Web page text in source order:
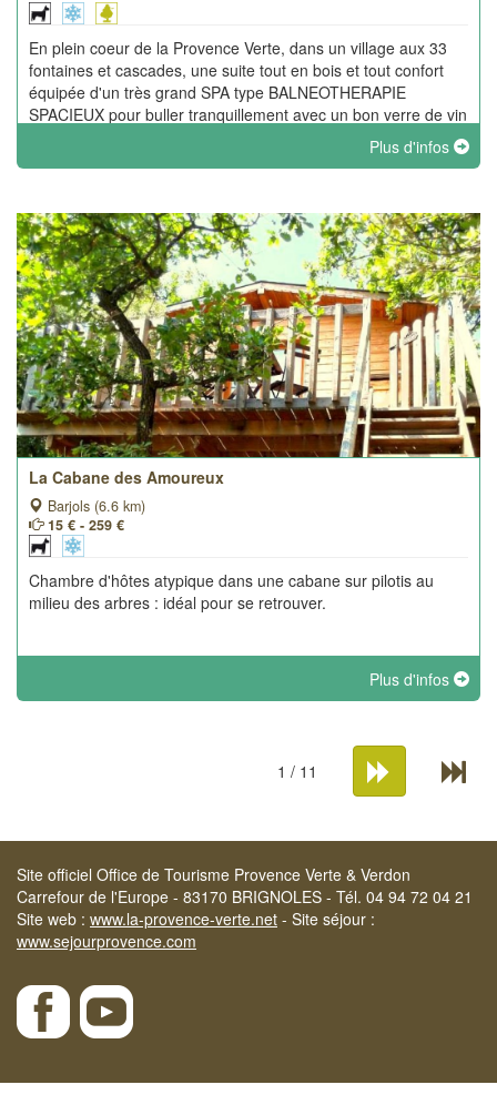
En plein coeur de la Provence Verte, dans un village aux 33
fontaines et cascades, une suite tout en bois et tout confort
équipée d'un très grand SPA type BALNEOTHERAPIE
SPACIEUX pour buller tranquillement avec un bon verre de vin
Plus d'infos
La Cabane des Amoureux
Barjols (6.6 km)
15 € - 259 €
Chambre d'hôtes atypique dans une cabane sur pilotis au
milieu des arbres : idéal pour se retrouver.
Plus d'infos
1 / 11
Site officiel Office de Tourisme Provence Verte & Verdon
Carrefour de l'Europe - 83170 BRIGNOLES - Tél. 04 94 72 04 21
Site web : www.la-provence-verte.net - Site séjour :
www.sejourprovence.com